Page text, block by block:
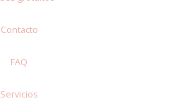
Contacto
FAQ
Servicios